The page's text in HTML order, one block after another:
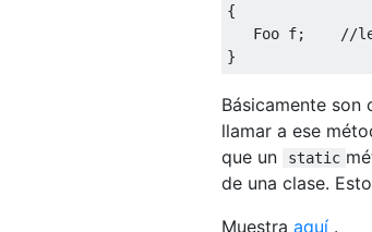
{
Foo f;
//
}
Básicamente son
llamar a ese
que un
static
de una clase.
Muestra aquí .